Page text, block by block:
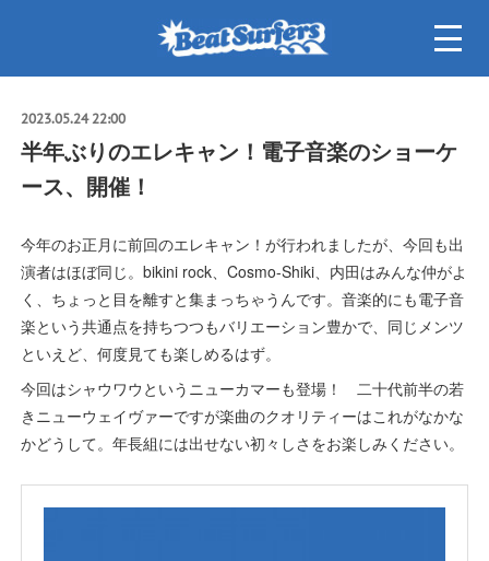
2023.05.24 22:00
半年ぶりのエレキャン！電子音楽のショーケ
ース、開催！
今年のお正月に前回のエレキャン！が行われましたが、今回も出
演者はほぼ同じ。bikini rock、Cosmo-Shiki、内田はみんな仲がよ
く、ちょっと目を離すと集まっちゃうんです。音楽的にも電子音
楽という共通点を持ちつつもバリエーション豊かで、同じメンツ
といえど、何度見ても楽しめるはず。
今回はシャウワウというニューカマーも登場！ 二十代前半の若
きニューウェイヴァーですが楽曲のクオリティーはこれがなかな
かどうして。年長組には出せない初々しさをお楽しみください。